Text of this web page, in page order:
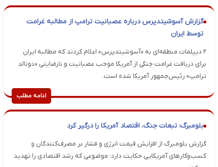
گزارش آسوشیتدپرس درباره عصبانیت ترامپ از مطالبه غرامت
توسط ایران
۲ دیپلمات منطقه‌ای به «آسوشیتدپرس» اعلام کردند که مطالبه ایران
برای دریافت غرامت جنگی از آمریکا موجب عصبانیت و نارضایتی «دونالد
ترامپ» رئیس‌جمهور آمریکا شده است.
ادامه مطلب
بلومبرگ: تبعات جنگ، اقتصاد آمریکا را درگیر کرد
گزارش بلومبرگ از افزایش قیمت انرژی و فشار بر مصرف‌کنندگان و
کسب‌وکارهای آمریکایی حکایت دارد؛ موضوعی که رشد اقتصادی را تهدید